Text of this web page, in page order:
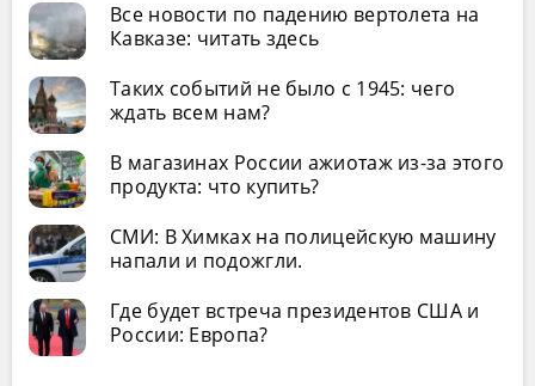
Все новости по падению вертолета на
Кавказе: читать здесь
Таких событий не было с 1945: чего
ждать всем нам?
В магазинах России ажиотаж из-за этого
продукта: что купить?
СМИ: В Химках на полицейскую машину
напали и подожгли.
Где будет встреча президентов США и
России: Европа?